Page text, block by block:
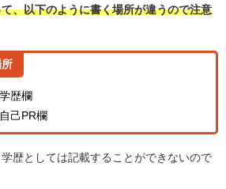
、以下のように書く場所が違うので注意
歴欄
己PR欄
歴としては記載することができないので